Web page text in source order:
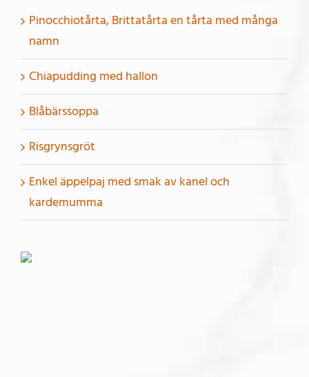
Pinocchiotårta, Brittatårta en tårta med många
namn
Chiapudding med hallon
Blåbärssoppa
Risgrynsgröt
Enkel äppelpaj med smak av kanel och
kardemumma